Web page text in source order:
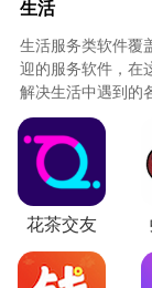
【信用卡管家】
买买买，刷刷
有了它设置账
【查社保】
可以进行养老
询，让你成为社
【不忘初心】
各种贴心服务
生活
生活服务类软件覆
迎的服务软件，在
解决生活中遇到的
必不可少，快来知
花茶交友